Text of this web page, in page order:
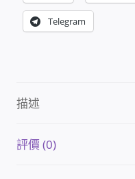
電話總機安裝維
機
(含
數
量
Telegram
描述
評價 (0)